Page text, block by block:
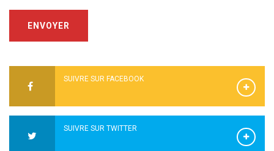
ENVOYER
SUIVRE SUR FACEBOOK
SUIVRE SUR TWITTER